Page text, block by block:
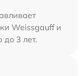
Weissgauff и
до 3 лет.